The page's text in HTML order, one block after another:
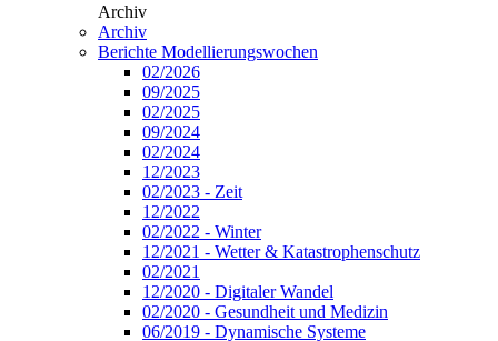
Archiv
Archiv
Berichte Modellierungswochen
02/2026
09/2025
02/2025
09/2024
02/2024
12/2023
02/2023 - Zeit
12/2022
02/2022 - Winter
12/2021 - Wetter & Katastrophenschutz
02/2021
12/2020 - Digitaler Wandel
02/2020 - Gesundheit und Medizin
06/2019 - Dynamische Systeme